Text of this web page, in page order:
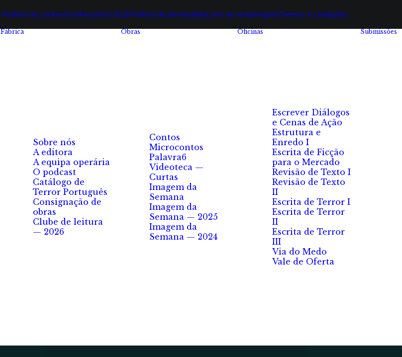
Política de cookiesCookie policy (EU)Política de privacidadeLivro de reclamaçõesTermos e condições
Fábrica
Sobre nós
A editora
A equipa operária
O podcast
Catálogo de
Terror Português
Consignação de
obras
Clube de leitura
— 2026
Obras
Contos
Microcontos
Palavra6
Videoteca —
Curtas
Imagem da
Semana
Imagem da
Semana — 2025
Imagem da
Semana — 2024
Oficinas
Escrever Diálogos
e Cenas de Ação
Estrutura e
Enredo I
Escrita de Ficção
para o Mercado
Revisão de Texto I
Revisão de Texto
II
Escrita de Terror I
Escrita de Terror
II
Escrita de Terror
III
Via do Medo
Vale de Oferta
Submissões